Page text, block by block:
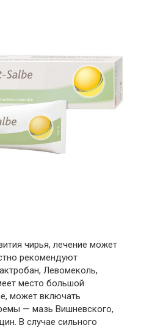
чирья, лечение может
рекомендуют
Левомеколь,
место большой
может включать
— мазь Вишневского,
В случае сильного